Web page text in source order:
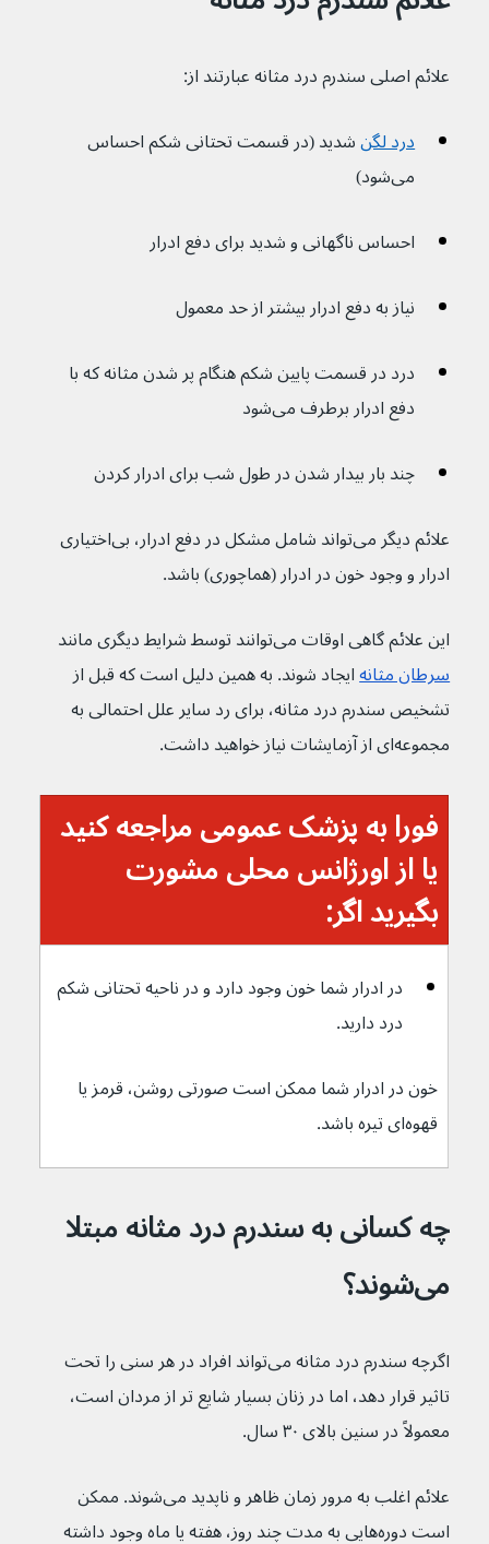
علائم اصلی سندرم درد مثانه عبارتند از:
درد لگن شدید (در قسمت تحتانی شکم احساس
می‌شود)
احساس ناگهانی و شدید برای دفع ادرار
نیاز به دفع ادرار بیشتر از حد معمول
درد در قسمت پایین شکم هنگام پر شدن مثانه که با
دفع ادرار برطرف می‌شود
چند بار بیدار شدن در طول شب برای ادرار کردن
علائم دیگر می‌تواند شامل مشکل در دفع ادرار، بی‌اختیاری
ادرار و وجود خون در ادرار (هماچوری) باشد.
این علائم گاهی اوقات می‌توانند توسط شرایط دیگری مانند
سرطان مثانه ایجاد شوند. به همین دلیل است که قبل از
تشخیص سندرم درد مثانه، برای رد سایر علل احتمالی به
مجموعه‌ای از آزمایشات نیاز خواهید داشت.
فورا به پزشک عمومی مراجعه کنید
یا از اورژانس محلی مشورت
بگیرید اگر:
در ادرار شما خون وجود دارد و در ناحیه تحتانی شکم
درد دارید.
خون در ادرار شما ممکن است صورتی روشن، قرمز یا
قهوه‌ای تیره باشد.
چه کسانی به سندرم درد مثانه مبتلا
می‌شوند؟
اگرچه سندرم درد مثانه می‌تواند افراد در هر سنی را تحت
تاثیر قرار دهد، اما در زنان بسیار شایع تر از مردان است،
معمولاً در سنین بالای ۳۰ سال.
علائم اغلب به مرور زمان ظاهر و ناپدید می‌شوند. ممکن
است دوره‌هایی به مدت چند روز، هفته یا ماه وجود داشته